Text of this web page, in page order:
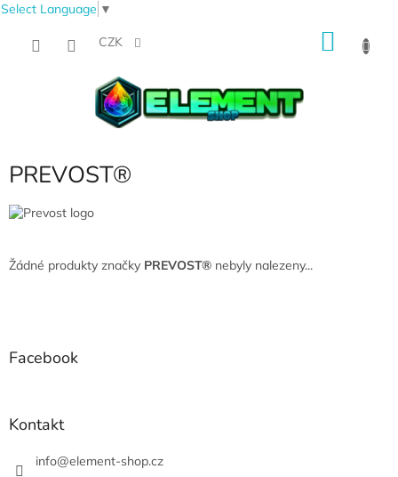
Select Language ▼
CZK
PREVOST®
Žádné produkty značky PREVOST® nebyly nalezeny...
Facebook
Kontakt
info@element-shop.cz